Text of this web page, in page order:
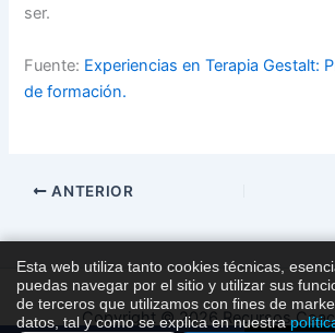
ser.
Fuente: Experiencias en Terapia Gestalt:
de formación.
ANTERIOR
Copyright © 2026 Recursos
Esta web utiliza tanto cookies técnicas,
puedas navegar por el sitio y utilizar sus
de terceros que utilizamos con fines de
datos, tal y como se explica en nuestra